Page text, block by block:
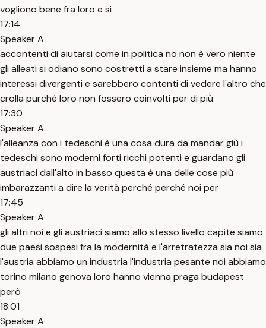
vogliono bene fra loro e si
17:14
Speaker A
accontenti di aiutarsi come in politica no non è vero niente
gli alleati si odiano sono costretti a stare insieme ma hanno
interessi divergenti e sarebbero contenti di vedere l'altro che
crolla purché loro non fossero coinvolti per di più
17:30
Speaker A
l'alleanza con i tedeschi è una cosa dura da mandar giù i
tedeschi sono moderni forti ricchi potenti e guardano gli
austriaci dall'alto in basso questa è una delle cose più
imbarazzanti a dire la verità perché perché noi per
17:45
Speaker A
gli altri noi e gli austriaci siamo allo stesso livello capite siamo
due paesi sospesi fra la modernità e l'arretratezza sia noi sia
l'austria abbiamo un industria l'industria pesante noi abbiamo
torino milano genova loro hanno vienna praga budapest
però
18:01
Speaker A